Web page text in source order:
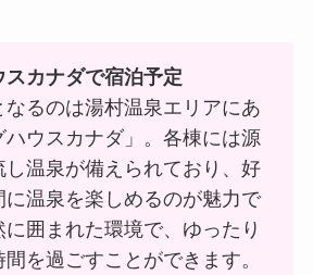
スカナダで宿泊予定
なるのは湯村温泉エリアにあ
ハウスカナダ」。各棟には源
し温泉が備えられており、好
に温泉を楽しめるのが魅力で
に囲まれた環境で、ゆったり
間を過ごすことができます。